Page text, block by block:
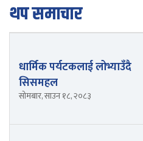
थप समाचार
धार्मिक पर्यटकलाई लोभ्याउँदै
सिसमहल
सोमबार, साउन १८, २०८३